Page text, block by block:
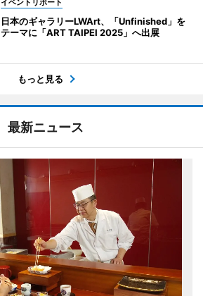
日本のギャラリーLWArt、「Unfinished」を
テーマに「ART TAIPEI 2025」へ出展
もっと見る
最新ニュース